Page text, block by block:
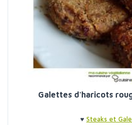
Galettes d'haricots
♥ Steaks et